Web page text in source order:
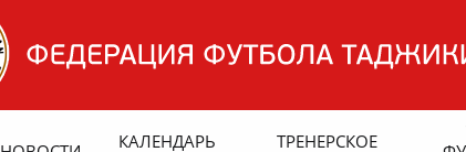
КАЛЕНДАРЬ
ТРЕНЕРСКОЕ